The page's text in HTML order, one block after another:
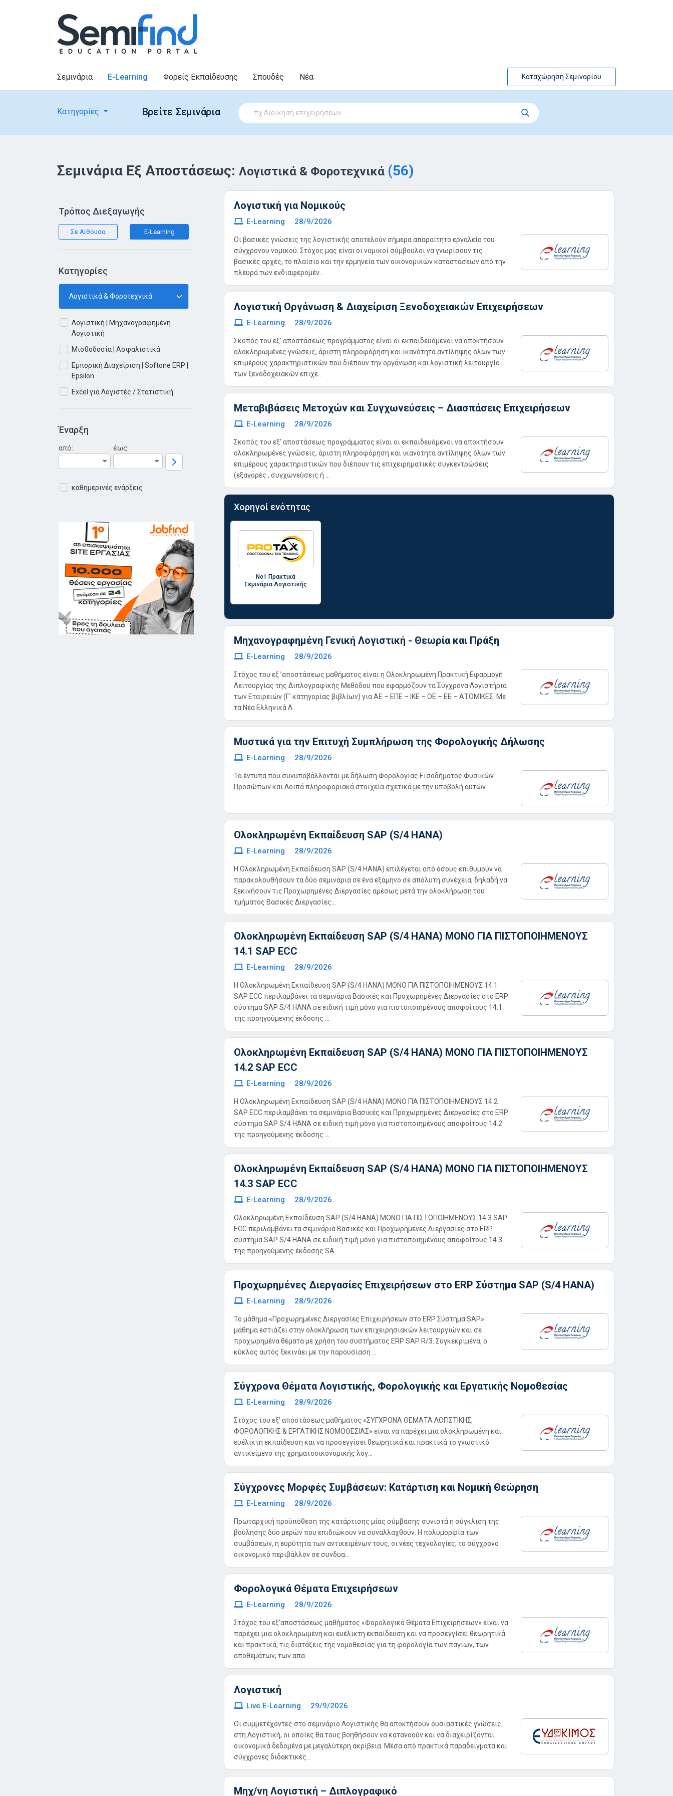
Σεμινάρια E-Learning Φορείς Εκπαίδευσης Σπουδές Νέα Καταχώρηση Σεμιναρίου
Κατηγορίες Βρείτε Σεμινάρια
Σεμινάρια Εξ Αποστάσεως: Λογιστικά & Φοροτεχνικά (56)
Τρόπος Διεξαγωγής
Σε Αίθουσα E-Learning
Κατηγορίες
Λογιστική | Μηχανογραφημένη
Λογιστική
Μισθοδοσία | Ασφαλιστικά
Εμπορική Διαχείριση | Softone ERP |
Epsilon
Excel για Λογιστές / Στατιστική
Έναρξη
από: έως:
καθημερινές ενάρξεις
Λογιστική για Νομικούς
E-Learning 28/9/2026
Οι βασικές γνώσεις της λογιστικής αποτελούν σήμερα απαραίτητο εργαλείο του
σύγχρονου νομικού. Στόχος μας είναι οι νομικοί σύμβουλοι να γνωρίσουν τις
βασικές αρχές, το πλαίσιο και την ερμηνεία των οικονομικών καταστάσεων από την
πλευρά των ενδιαφερομέν...
Λογιστική Οργάνωση & Διαχείριση Ξενοδοχειακών Επιχειρήσεων
E-Learning 28/9/2026
Σκοπός του εξ’ αποστάσεως προγράμματος είναι οι εκπαιδευόμενοι να αποκτήσουν
ολοκληρωμένες γνώσεις, άριστη πληροφόρηση και ικανότητα αντίληψης όλων των
επιμέρους χαρακτηριστικών που διέπουν την οργάνωση και λογιστική λειτουργία
των ξενοδοχειακών επιχε...
Μεταβιβάσεις Μετοχών και Συγχωνεύσεις – Διασπάσεις Επιχειρήσεων
E-Learning 28/9/2026
Σκοπός του εξ’ αποστάσεως προγράμματος είναι οι εκπαιδευόμενοι να αποκτήσουν
ολοκληρωμένες γνώσεις, άριστη πληροφόρηση και ικανότητα αντίληψης όλων των
επιμέρους χαρακτηριστικών που διέπουν τις επιχειρηματικές συγκεντρώσεις
(εξαγορές , συγχωνεύσεις ή ...
Χορηγοί ενότητας
No1 Πρακτικά
Σεμινάρια Λογιστικής
Μηχανογραφημένη Γενική Λογιστική - Θεωρία και Πράξη
E-Learning 28/9/2026
Στόχος του εξ ’αποστάσεως μαθήματος είναι η Ολοκληρωμένη Πρακτική Εφαρμογή
Λειτουργίας της Διπλογραφικής Μεθόδου που εφαρμόζουν τα Σύγχρονα Λογιστήρια
των Εταιρειών (Γ’ κατηγορίας βιβλίων) για ΑΕ – ΕΠΕ – ΙΚΕ – ΟΕ – ΕΕ – ΑΤΟΜΙΚΕΣ. Με
τα Νέα Ελληνικά Λ...
Μυστικά για την Επιτυχή Συμπλήρωση της Φορολογικής Δήλωσης
E-Learning 28/9/2026
Τα έντυπα που συνυποβάλλονται με δήλωση Φορολογίας Εισοδήματος Φυσικών
Προσώπων και Λοιπά πληροφοριακά στοιχεία σχετικά με την υποβολή αυτών....
Ολοκληρωμένη Εκπαίδευση SAP (S/4 HANA)
E-Learning 28/9/2026
Η Ολοκληρωμένη Εκπαίδευση SAP (S/4 HANA) επιλέγεται από όσους επιθυμούν να
παρακολουθήσουν τα δύο σεμινάρια σε ένα εξάμηνο σε απόλυτη συνέχεια, δηλαδή να
ξεκινήσουν τις Προχωρημένες Διεργασίες αμέσως μετά την ολοκλήρωση του
τμήματος Βασικές Διεργασίες...
Ολοκληρωμένη Εκπαίδευση SAP (S/4 HANA) ΜΟΝΟ ΓΙΑ ΠΙΣΤΟΠΟΙΗΜΕΝΟΥΣ
14.1 SAP ECC
E-Learning 28/9/2026
Η Ολοκληρωμένη Εκπαίδευση SAP (S/4 HANA) MONO ΓΙΑ ΠΙΣΤΟΠΟΙΗΜΕΝΟΥΣ 14.1
SAP ECC περιλαμβάνει τα σεμινάρια Βασικές και Προχωρημένες Διεργασίες στο ERP
σύστημα SAP S/4 HANA σε ειδική τιμή μόνο για πιστοποιημένους αποφοίτους 14.1
της προηγούμενης έκδοσης ...
Ολοκληρωμένη Εκπαίδευση SAP (S/4 HANA) ΜΟΝΟ ΓΙΑ ΠΙΣΤΟΠΟΙΗΜΕΝΟΥΣ
14.2 SAP ECC
E-Learning 28/9/2026
Η Ολοκληρωμένη Εκπαίδευση SAP (S/4 HANA) MONO ΓΙΑ ΠΙΣΤΟΠΟΙΗΜΕΝΟΥΣ 14.2
SAP ECC περιλαμβάνει τα σεμινάρια Βασικές και Προχωρημένες Διεργασίες στο ERP
σύστημα SAP S/4 HANA σε ειδική τιμή μόνο για πιστοποιημένους αποφοίτους 14.2
της προηγούμενης έκδοσης ...
Ολοκληρωμένη Εκπαίδευση SAP (S/4 HANA) ΜΟΝΟ ΓΙΑ ΠΙΣΤΟΠΟΙΗΜΕΝΟΥΣ
14.3 SAP ECC
E-Learning 28/9/2026
Oλοκληρωμένη Εκπαίδευση SAP (S/4 HANA) MONO ΓΙΑ ΠΙΣΤΟΠΟΙΗΜΕΝΟΥΣ 14.3 SAP
ECC περιλαμβάνει τα σεμινάρια Βασικές και Προχωρημένες Διεργασίες στο ERP
σύστημα SAP S/4 HANA σε ειδική τιμή μόνο για πιστοποιημένους αποφοίτους 14.3
της προηγούμενης έκδοσης SA...
Προχωρημένες Διεργασίες Επιχειρήσεων στο ERP Σύστημα SAP (S/4 HANA)
E-Learning 28/9/2026
Το μάθημα «Προχωρημένες Διεργασίες Επιχειρήσεων στο ERP Σύστημα SAP»
μάθημα εστιάζει στην ολοκλήρωση των επιχειρησιακών λειτουργιών και σε
προχωρημένα θέματα με χρήση του συστήματος ERP SAP R/3. Συγκεκριμένα, ο
κύκλος αυτός ξεκινάει με την παρουσίαση ...
Σύγχρονα Θέματα Λογιστικής, Φορολογικής και Εργατικής Νομοθεσίας
E-Learning 28/9/2026
Στόχος του εξ’ αποστάσεως μαθήματος «ΣΥΓΧΡΟΝΑ ΘΕΜΑΤΑ ΛΟΓΙΣΤΙΚΗΣ,
ΦΟΡΟΛΟΓΙΚΗΣ & ΕΡΓΑΤΙΚΗΣ ΝΟΜΟΘΕΣΙΑΣ» είναι να παρέχει μια ολοκληρωμένη και
ευέλικτη εκπαίδευση και να προσεγγίσει θεωρητικά και πρακτικά το γνωστικό
αντικείμενο της χρηματοοικονομικής λογ...
Σύγχρονες Μορφές Συμβάσεων: Κατάρτιση και Νομική Θεώρηση
E-Learning 28/9/2026
Πρωταρχική προϋπόθεση της κατάρτισης μίας σύμβασης συνιστά η σύγκλιση της
βούλησης δύο μερών που επιδιώκουν να συναλλαχθούν. Η πολυμορφία των
συμβάσεων, η ευρύτητα των αντικειμένων τους, οι νέες τεχνολογίες, το σύγχρονο
οικονομικό περιβάλλον σε συνδυα...
Φορολογικά Θέματα Επιχειρήσεων
E-Learning 28/9/2026
Στόχος του εξ’αποστάσεως μαθήματος «Φορολογικά Θέματα Επιχειρήσεων» είναι να
παρέχει μια ολοκληρωμένη και ευέλικτη εκπαίδευση και να προσεγγίσει θεωρητικά
και πρακτικά, τις διατάξεις της νομοθεσίας για τη φορολογία των παγίων, των
αποθεμάτων, των απα...
Λογιστική
Live E-Learning 29/9/2026
Οι συμμετέχοντες στο σεμινάριο Λογιστικής θα αποκτήσουν ουσιαστικές γνώσεις
στη Λογιστική, οι οποίες θα τους βοηθήσουν να κατανοούν και να διαχειρίζονται
οικονομικά δεδομένα με μεγαλύτερη ακρίβεια. Μέσα από πρακτικά παραδείγματα και
σύγχρονες διδακτικές...
Μηχ/νη Λογιστική – Διπλογραφικό